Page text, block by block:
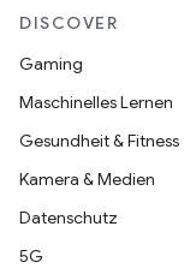
DISCOVER
Gaming
Maschinelles Lernen
Gesundheit & Fitness
Kamera & Medien
Datenschutz
5G